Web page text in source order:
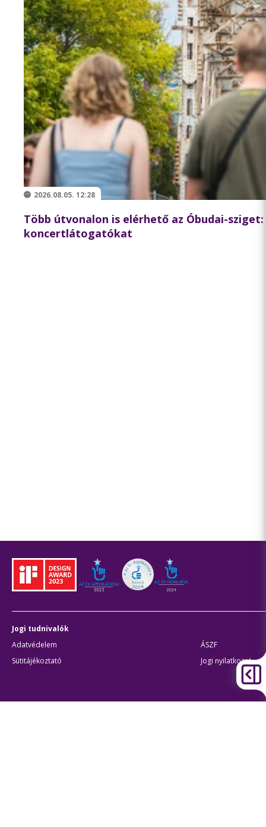
2026.08.05. 12:28
Több útvonalon is elérhető az Óbudai-
koncertlátogatókat
Jogi tudnivalók
Adatvédelem
ÁSZF
Sütitájékoztató
Jogi nyilatkozat